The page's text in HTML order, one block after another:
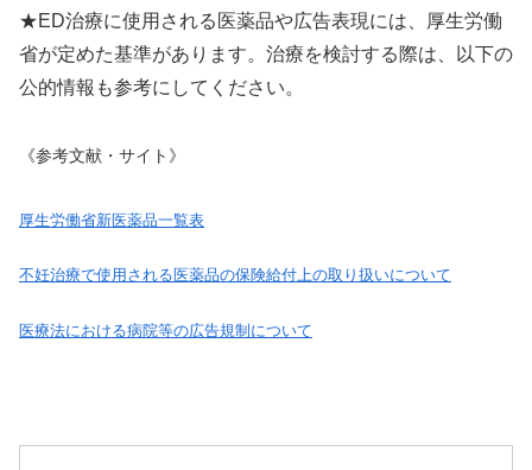
★ED治療に使用される医薬品や広告表現には、厚生労働
省が定めた基準があります。治療を検討する際は、以下の
公的情報も参考にしてください。
《参考文献・サイト》
厚生労働省新医薬品一覧表
不妊治療で使用される医薬品の保険給付上の取り扱いについて
医療法における病院等の広告規制について